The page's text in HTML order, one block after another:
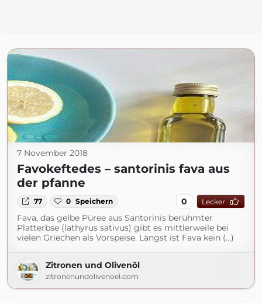
7 November 2018
Favokeftedes – santorinis fava aus
der pfanne
77 0 Speichern 0 Lecker
Fava, das gelbe Püree aus Santorinis berühmter
Platterbse (lathyrus sativus) gibt es mittlerweile bei
vielen Griechen als Vorspeise. Längst ist Fava kein (...)
Zitronen und Olivenöl
zitronenundolivenoel.com